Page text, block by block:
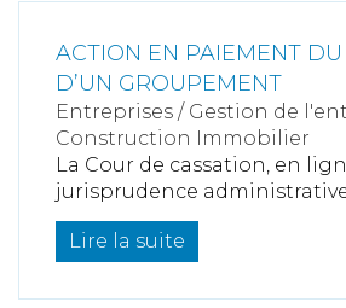
ACTION EN PAIEMENT
D’UN GROUPEMENT
Entreprises / Gestion de
Construction Immobilier
La Cour de cassation, en
jurisprudence
Lire la suite